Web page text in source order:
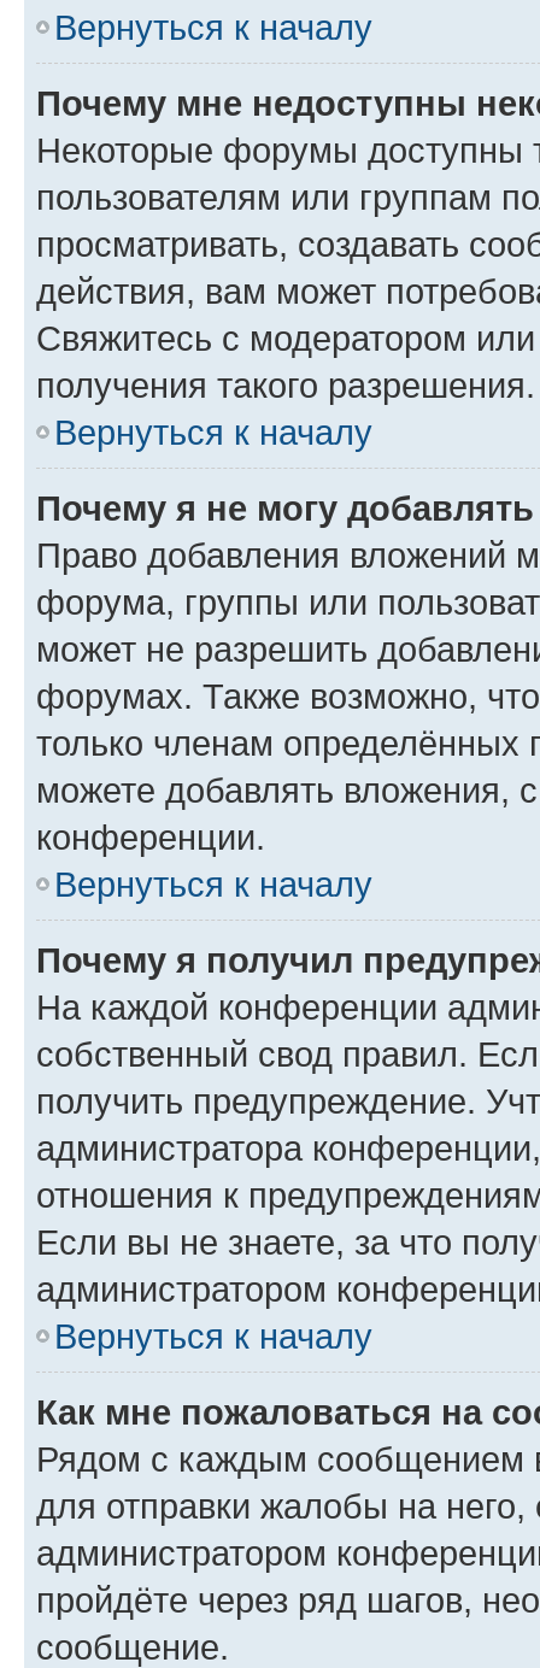
Вернуться к началу
Почему мне недоступны
Некоторые форумы доступны
пользователям или группам
просматривать, создавать
действия, вам может
Свяжитесь с модератором
получения такого разрешения.
Вернуться к началу
Почему я не могу
Право добавления вложений
форума, группы или
может не разрешить
форумах. Также возможно,
только членам определённых
можете добавлять вложения,
конференции.
Вернуться к началу
Почему я получил
На каждой конференции
собственный свод правил.
получить предупреждение.
администратора
отношения к
Если вы не знаете, за что
администратором
Вернуться к началу
Как мне пожаловаться на
Рядом с каждым сообщением
для отправки жалобы на
администратором
пройдёте через ряд шагов,
сообщение.